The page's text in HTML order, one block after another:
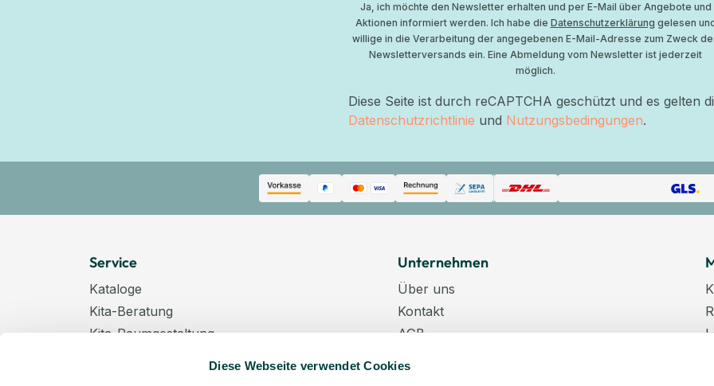
Diese Webseite verwendet Cookies
Ja, ich möchte den Newsletter erhalten und per E-Mail über Angebote und
Aktionen informiert werden. Ich habe die Datenschutzerklärung gelesen
willige in die Verarbeitung der angegebenen E-Mail-Adresse zum Zweck
Newsletterversands ein. Eine Abmeldung vom Newsletter ist jederzeit
möglich.
Diese Seite ist durch reCAPTCHA geschützt und es gelten
Datenschutzrichtlinie und Nutzungsbedingungen.
Service
Kataloge
Kita-Beratung
Kita-Raumgestaltung
Unternehmen
Über uns
Kontakt
AGB